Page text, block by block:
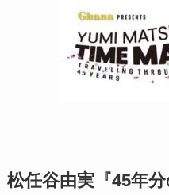
松任谷由実『45年